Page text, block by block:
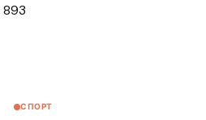
893
СПОРТ